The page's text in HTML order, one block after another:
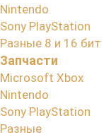
Nintendo
Sony PlayStation
Разные 8 и 16 бит
Запчасти
Microsoft Xbox
Nintendo
Sony PlayStation
Разные